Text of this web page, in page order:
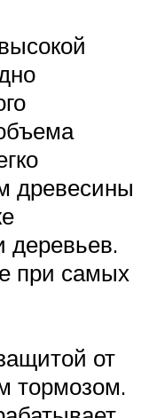
древесины
деревьев.
при самых
от
тормозом.